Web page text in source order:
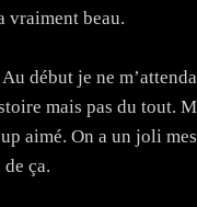
vraiment beau.
début je ne
mais pas du tout.
aimé. On a un joli
ça.